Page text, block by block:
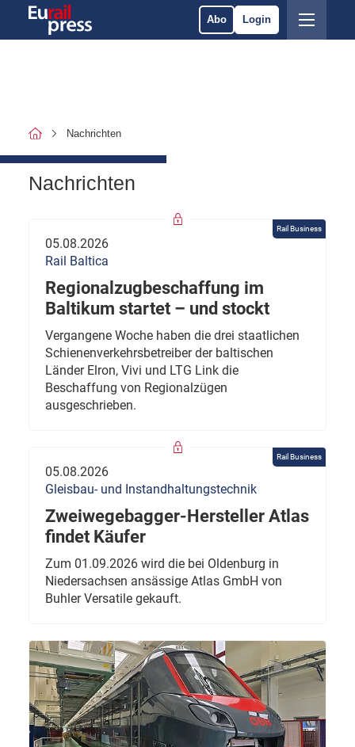
Abo Login
Nachrichten
Nachrichten
Rail Business
05.08.2026
Rail Baltica
Regionalzugbeschaffung im
Baltikum startet – und stockt
Vergangene Woche haben die drei staatlichen
Schienenverkehrsbetreiber der baltischen
Länder Elron, Vivi und LTG Link die
Beschaffung von Regionalzügen
ausgeschrieben.
Rail Business
05.08.2026
Gleisbau- und Instandhaltungstechnik
Zweiwegebagger-Hersteller Atlas
findet Käufer
Zum 01.09.2026 wird die bei Oldenburg in
Niedersachsen ansässige Atlas GmbH von
Buhler Versatile gekauft.